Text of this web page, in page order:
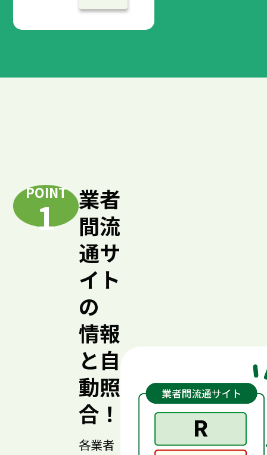
POINT
1
業者
間流
通サ
イト
の
情報
と自
動照
合！
各業者